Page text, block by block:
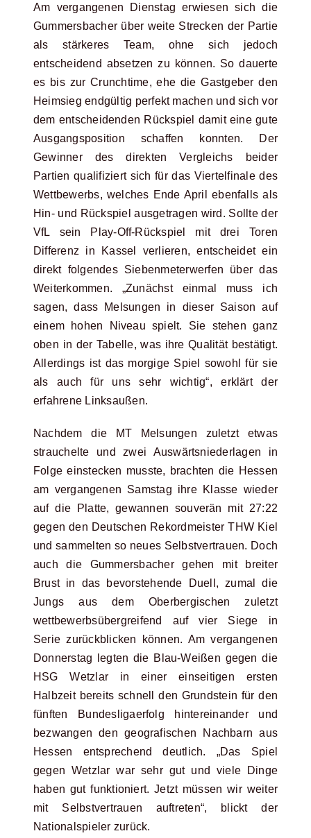
Am vergangenen Dienstag erwiesen sich die
Gummersbacher über weite Strecken der Partie
als stärkeres Team, ohne sich jedoch
entscheidend absetzen zu können. So dauerte
es bis zur Crunchtime, ehe die Gastgeber den
Heimsieg endgültig perfekt machen und sich vor
dem entscheidenden Rückspiel damit eine gute
Ausgangsposition schaffen konnten. Der
Gewinner des direkten Vergleichs beider
Partien qualifiziert sich für das Viertelfinale des
Wettbewerbs, welches Ende April ebenfalls als
Hin- und Rückspiel ausgetragen wird. Sollte der
VfL sein Play-Off-Rückspiel mit drei Toren
Differenz in Kassel verlieren, entscheidet ein
direkt folgendes Siebenmeterwerfen über das
Weiterkommen. „Zunächst einmal muss ich
sagen, dass Melsungen in dieser Saison auf
einem hohen Niveau spielt. Sie stehen ganz
oben in der Tabelle, was ihre Qualität bestätigt.
Allerdings ist das morgige Spiel sowohl für sie
als auch für uns sehr wichtig“, erklärt der
erfahrene Linksaußen.
Nachdem die MT Melsungen zuletzt etwas
strauchelte und zwei Auswärtsniederlagen in
Folge einstecken musste, brachten die Hessen
am vergangenen Samstag ihre Klasse wieder
auf die Platte, gewannen souverän mit 27:22
gegen den Deutschen Rekordmeister THW Kiel
und sammelten so neues Selbstvertrauen. Doch
auch die Gummersbacher gehen mit breiter
Brust in das bevorstehende Duell, zumal die
Jungs aus dem Oberbergischen zuletzt
wettbewerbsübergreifend auf vier Siege in
Serie zurückblicken können. Am vergangenen
Donnerstag legten die Blau-Weißen gegen die
HSG Wetzlar in einer einseitigen ersten
Halbzeit bereits schnell den Grundstein für den
fünften Bundesligaerfolg hintereinander und
bezwangen den geografischen Nachbarn aus
Hessen entsprechend deutlich. „Das Spiel
gegen Wetzlar war sehr gut und viele Dinge
haben gut funktioniert. Jetzt müssen wir weiter
mit Selbstvertrauen auftreten“, blickt der
Nationalspieler zurück.